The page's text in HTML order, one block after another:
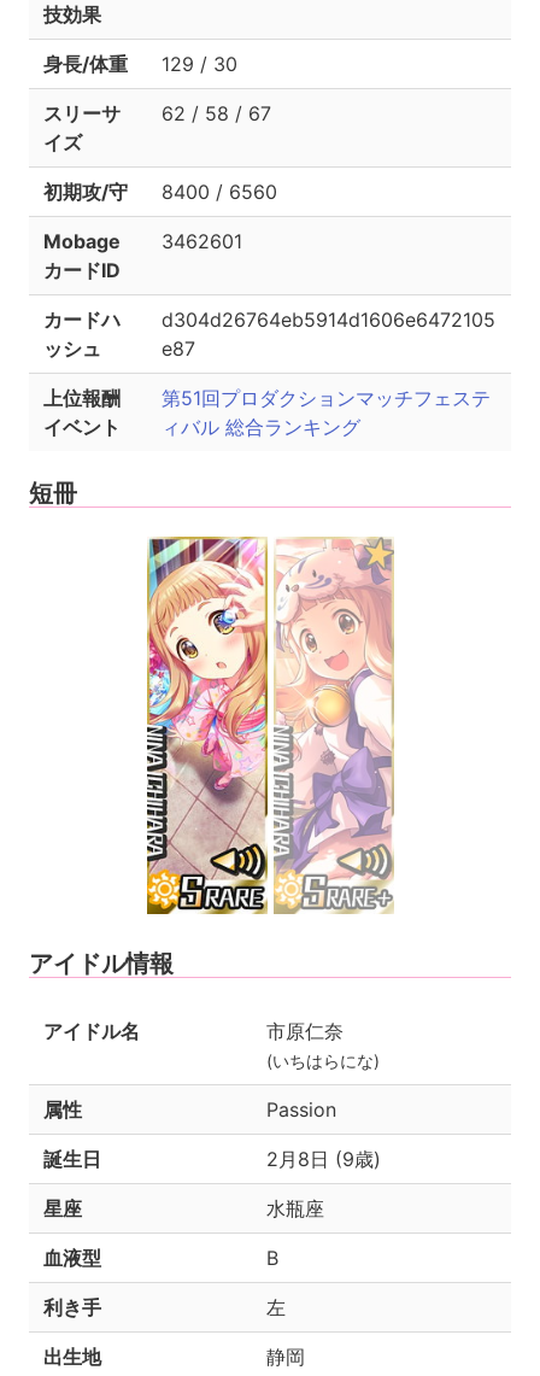
技効果
身長/体重 129 / 30
スリーサ
イズ
62 / 58 / 67
初期攻/守 8400 / 6560
Mobage
カードID
3462601
カードハ
ッシュ
d304d26764eb5914d1606e6472105
e87
上位報酬
イベント
第51回プロダクションマッチフェステ
ィバル 総合ランキング
短冊
アイドル情報
アイドル名 市原仁奈
(いちはらにな)
属性 Passion
誕生日 2月8日 (9歳)
星座 水瓶座
血液型 B
利き手 左
出生地 静岡